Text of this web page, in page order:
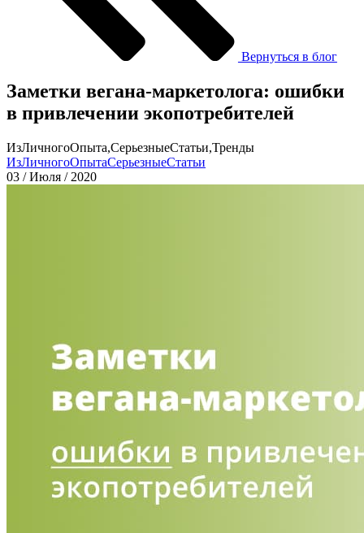
Вернуться в блог
Заметки вегана-маркетолога: ошибки
в привлечении экопотребителей
ИзЛичногоОпыта,СерьезныеСтатьи,Тренды
ИзЛичногоОпытаСерьезныеСтатьи
03 / Июля / 2020